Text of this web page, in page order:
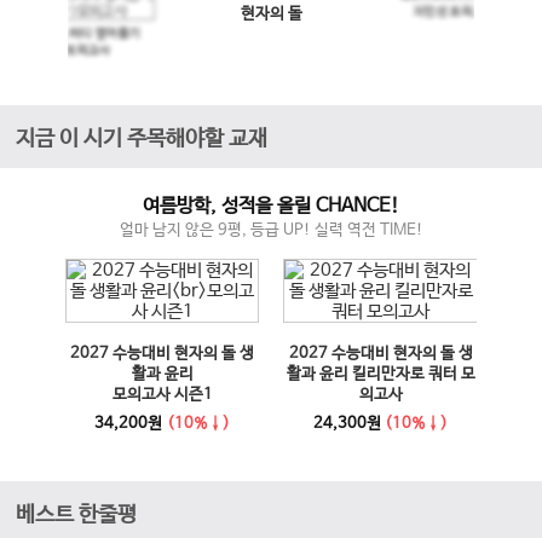
메가스터디 영어듣기
모의고사
현자의 돌 지인선 모의고사
이전 슬라이드
지금 이 시기 주목해야할 교재
여름방학, 성적을 올릴 CHANCE!
얼마 남지 않은 9평, 등급 UP! 실력 역전 TIME!
2027 수능대비 현자의 돌 생
활과 윤리
모의고사 시즌1
34,200원 (10%↓)
2027 수능대비 현자의 돌 생
활과 윤리 킬리만자로 쿼터 모
의고사
24,300원 (10%↓)
이전 슬라이드 다음 슬라이드
베스트 한줄평